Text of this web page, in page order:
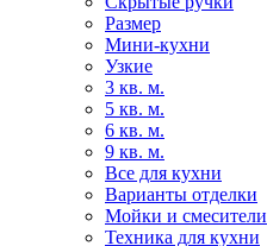
Размер
Мини-кухни
Узкие
3 кв. м.
5 кв. м.
6 кв. м.
9 кв. м.
Все для кухни
Варианты отделки
Мойки и смесители
Техника для кухни